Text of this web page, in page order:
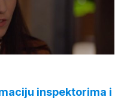
inspektorima i